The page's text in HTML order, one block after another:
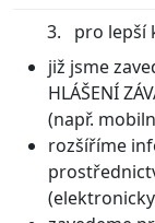
pro lepší
již jsme
HLÁŠENÍ
(např.
rozšíříme